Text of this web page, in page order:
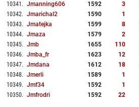
10341 . Jmanning606 1592 3
10342. Jmarichal2 1590 1
10343. Jmatejka 1599 8
10344. Jmaza 1579 2
10345. Jmb 1655 110
10346. Jmba_fr 1623 12
10347. Jmdana 1612 18
10348. Jmerli 1589 1
10349. Jmf34 1592 1
10350. Jmfrodri 1592 22